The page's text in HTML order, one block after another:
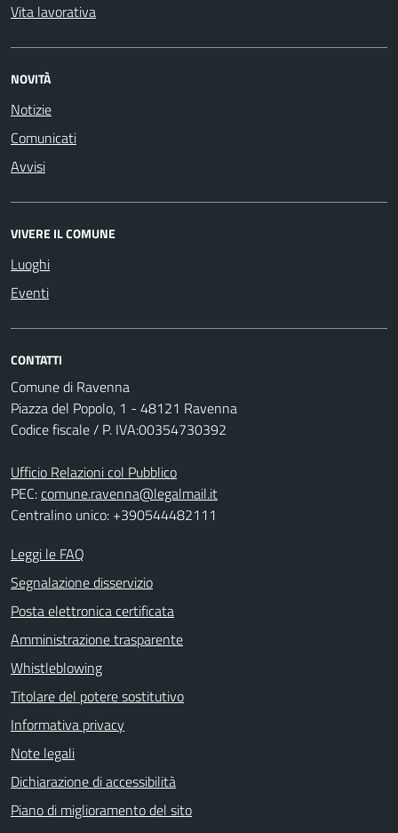
Vita lavorativa
NOVITÀ
Notizie
Comunicati
Avvisi
VIVERE IL COMUNE
Luoghi
Eventi
CONTATTI
Comune di Ravenna
Piazza del Popolo, 1 - 48121 Ravenna
Codice fiscale / P. IVA:00354730392
Ufficio Relazioni col Pubblico
PEC:comune.ravenna@legalmail.it
Centralino unico: +390544482111
Leggi le FAQ
Segnalazione disservizio
Posta elettronica certificata
Amministrazione trasparente
Whistleblowing
Titolare del potere sostitutivo
Informativa privacy
Note legali
Dichiarazione di accessibilità
Piano di miglioramento del sito